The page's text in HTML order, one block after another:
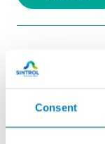
Consent
破袋检测
最大限度减少停